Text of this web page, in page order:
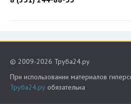
© 2009-2026 Труба24.ру
При использовании материалов
Труба24.ру обязательна